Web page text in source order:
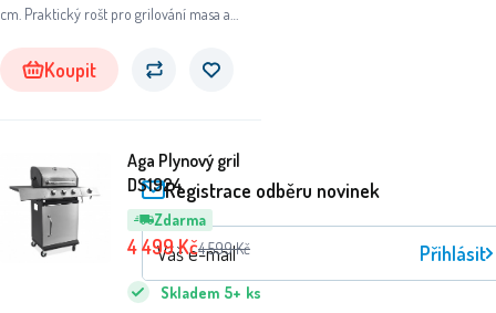
cm. Praktický rošt pro grilování masa a
mimo prostor ohniště.
Koupit
Zdarma
Aga Plynový gril
DS1924
Skladem 5+ ks
4 499Kč4 599Kč
Registrace odběru novinek
Přihlásit